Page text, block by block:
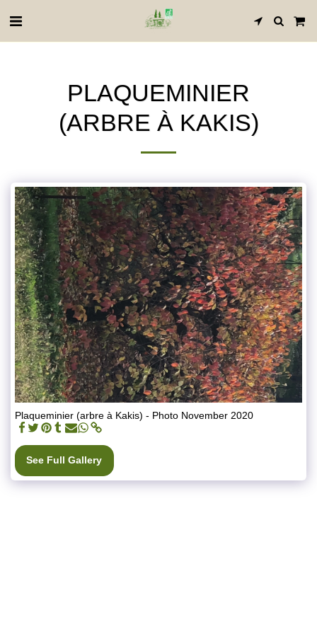
PLAQUEMINIER
(ARBRE À KAKIS)
Plaqueminier (arbre à Kakis) - Photo November 2020
See Full Gallery